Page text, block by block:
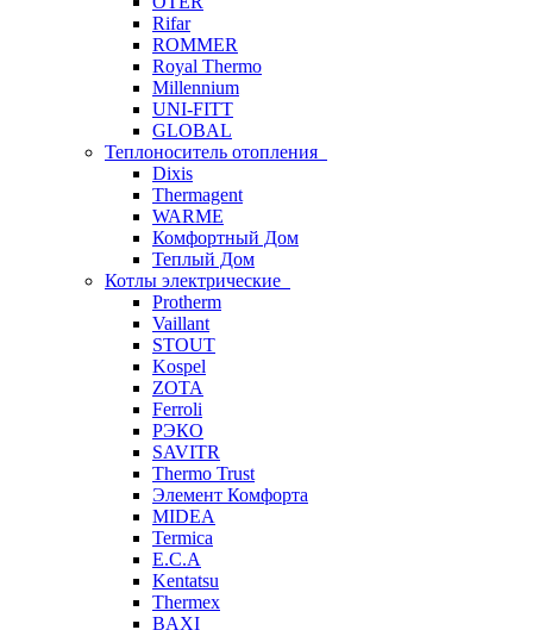
Rifar
ROMMER
Royal Thermo
Millennium
UNI-FITT
GLOBAL
Теплоноситель отопления
Dixis
Thermagent
WARME
Комфортный Дом
Теплый Дом
Котлы электрические
Protherm
Vaillant
STOUT
Kospel
ZOTA
Ferroli
РЭКО
SAVITR
Thermo Trust
Элемент Комфорта
MIDEA
Termica
E.C.A
Kentatsu
Thermex
BAXI